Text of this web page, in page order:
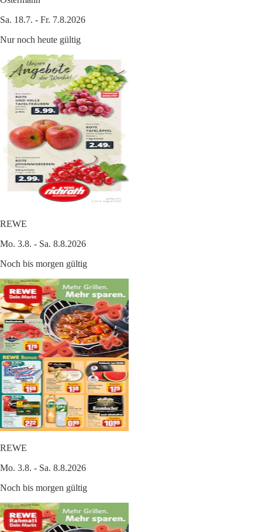
Sa. 18.7. - Fr. 7.8.2026
Nur noch heute gültig
REWE
Mo. 3.8. - Sa. 8.8.2026
Noch bis morgen gültig
REWE
Mo. 3.8. - Sa. 8.8.2026
Noch bis morgen gültig